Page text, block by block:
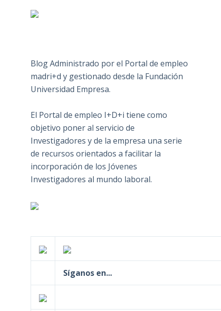
Blog Administrado por el Portal de empleo
madri+d y gestionado desde la Fundación
Universidad Empresa.
El Portal de empleo I+D+i tiene como
objetivo poner al servicio de
Investigadores y de la empresa una serie
de recursos orientados a facilitar la
incorporación de los Jóvenes
Investigadores al mundo laboral.
Síganos en...